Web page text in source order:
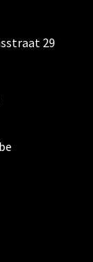
29